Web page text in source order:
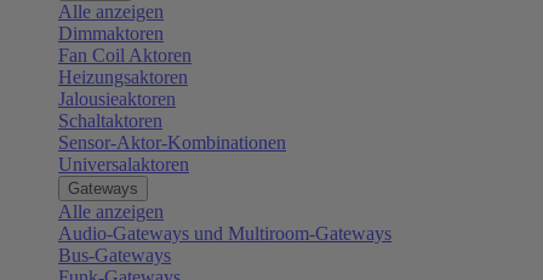
Alle anzeigen
Dimmaktoren
Fan Coil Aktoren
Heizungsaktoren
Jalousieaktoren
Schaltaktoren
Sensor-Aktor-Kombinationen
Universalaktoren
Gateways
Alle anzeigen
Audio-Gateways und Multiroom-Gateways
Bus-Gateways